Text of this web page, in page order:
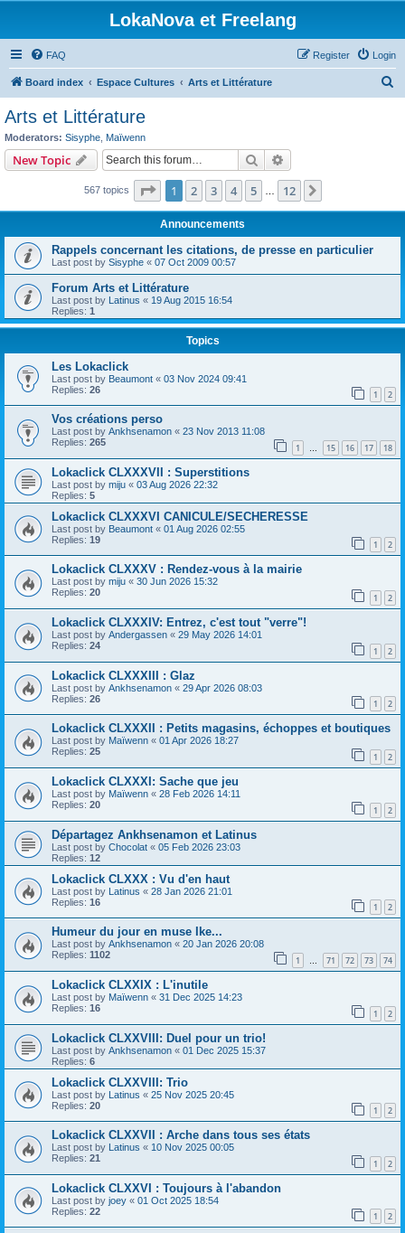
LokaNova et Freelang
FAQ Login
Register
Board index Espace Cultures Arts et Littérature
Arts et Littérature
Moderators: Sisyphe Maïwenn
New Topic Search
567 topics Page 1of 12
1 2 3 4 5 12
Announcements
Rappels concernant les citations, de presse en particulier
Last post by Sisyphe « 07 Oct 2009 00:57
Forum Arts et Littérature
Last post by Latinus « 19 Aug 2015 16:54
Replies: 1
Topics
Les Lokaclick
Last post by Beaumont « 03 Nov 2024 09:41
Replies: 26 1 2
Vos créations perso
Last post by Ankhsenamon « 23 Nov 2013 11:08
Replies: 265 1 … 15 16 17 18
Lokaclick CLXXXVII : Superstitions
Last post by miju « 03 Aug 2026 22:32
Replies: 5
Lokaclick CLXXXVI CANICULE/SECHERESSE
Last post by Beaumont « 01 Aug 2026 02:55
Replies: 19 1 2
Lokaclick CLXXXV : Rendez-vous à la mairie
Last post by miju « 30 Jun 2026 15:32
Replies: 20 1 2
Lokaclick CLXXXIV: Entrez, c'est tout "verre"!
Last post by Andergassen « 29 May 2026 14:01
Replies: 24 1 2
Lokaclick CLXXXIII : Glaz
Last post by Ankhsenamon « 29 Apr 2026 08:03
Replies: 26 1 2
Lokaclick CLXXXII : Petits magasins, échoppes et boutiques
Last post by Maïwenn « 01 Apr 2026 18:27
Replies: 25 1 2
Lokaclick CLXXXI: Sache que jeu
Last post by Maïwenn « 28 Feb 2026 14:11
Replies: 20 1 2
Départagez Ankhsenamon et Latinus
Last post by Chocolat « 05 Feb 2026 23:03
Replies: 12
Lokaclick CLXXX : Vu d'en haut
Last post by Latinus « 28 Jan 2026 21:01
Replies: 16 1 2
Humeur du jour en muse Ike...
Last post by Ankhsenamon « 20 Jan 2026 20:08
Replies: 1102 1 … 71 72 73 74
Lokaclick CLXXIX : L'inutile
Last post by Maïwenn « 31 Dec 2025 14:23
Replies: 16 1 2
Lokaclick CLXXVIII: Duel pour un trio!
Last post by Ankhsenamon « 01 Dec 2025 15:37
Replies: 6
Lokaclick CLXXVIII: Trio
Last post by Latinus « 25 Nov 2025 20:45
Replies: 20 1 2
Lokaclick CLXXVII : Arche dans tous ses états
Last post by Latinus « 10 Nov 2025 00:05
Replies: 21 1 2
Lokaclick CLXXVI : Toujours à l'abandon
Last post by joey « 01 Oct 2025 18:54
Replies: 22 1 2